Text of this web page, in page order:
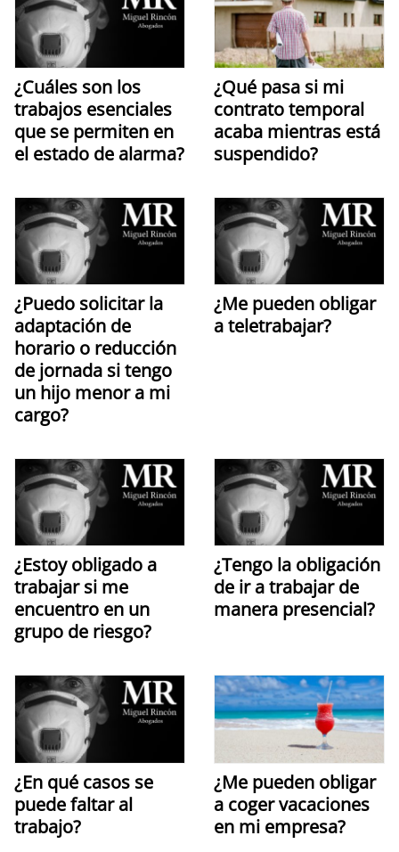
¿Cuáles son los
trabajos esenciales
que se permiten en
el estado de alarma?
¿Qué pasa si mi
contrato temporal
acaba mientras está
suspendido?
¿Puedo solicitar la
adaptación de
horario o reducción
de jornada si tengo
un hijo menor a mi
cargo?
¿Me pueden obligar
a teletrabajar?
¿Estoy obligado a
trabajar si me
encuentro en un
grupo de riesgo?
¿Tengo la obligación
de ir a trabajar de
manera presencial?
¿En qué casos se
puede faltar al
trabajo?
¿Me pueden obligar
a coger vacaciones
en mi empresa?